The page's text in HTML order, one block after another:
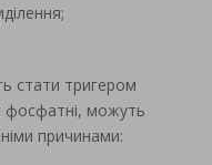
стати тригером
фосфатні, можуть
причинами: